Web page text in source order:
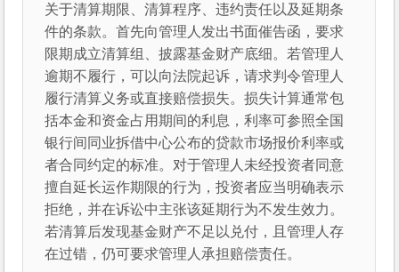
关于清算期限、清算程序、违约责任以及延期条
件的条款。首先向管理人发出书面催告函，要求
限期成立清算组、披露基金财产底细。若管理人
逾期不履行，可以向法院起诉，请求判令管理人
履行清算义务或直接赔偿损失。损失计算通常包
括本金和资金占用期间的利息，利率可参照全国
银行间同业拆借中心公布的贷款市场报价利率或
者合同约定的标准。对于管理人未经投资者同意
擅自延长运作期限的行为，投资者应当明确表示
拒绝，并在诉讼中主张该延期行为不发生效力。
若清算后发现基金财产不足以兑付，且管理人存
在过错，仍可要求管理人承担赔偿责任。